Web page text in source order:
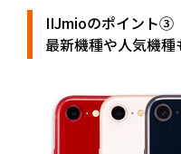
IIJmioのポイント③
最新機種や人気機